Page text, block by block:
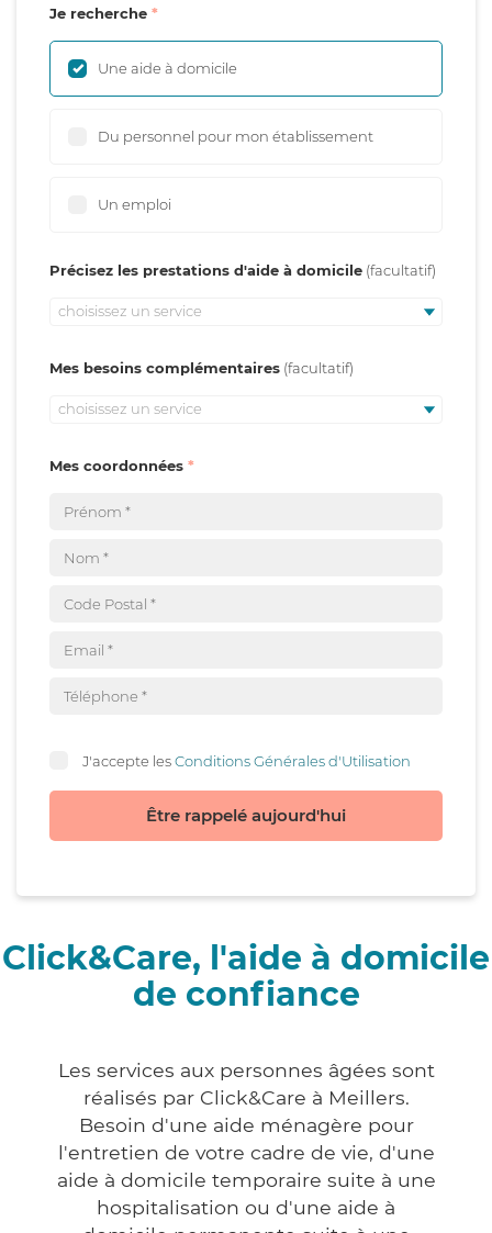
Je recherche
Une aide à domicile
Du personnel pour mon établissement
Un emploi
Précisez les prestations d'aide à domicile
choisissez un service
Mes besoins complémentaires
choisissez un service
Mes coordonnées
J'accepte lesConditions Générales d'Utilisation
Être rappelé aujourd'hui
Click&Care, l'aide à domicile
de confiance
Les services aux personnes âgées sont
réalisés par Click&Care à Meillers.
Besoin d'une aide ménagère pour
l'entretien de votre cadre de vie, d'une
aide à domicile temporaire suite à une
hospitalisation ou d'une aide à